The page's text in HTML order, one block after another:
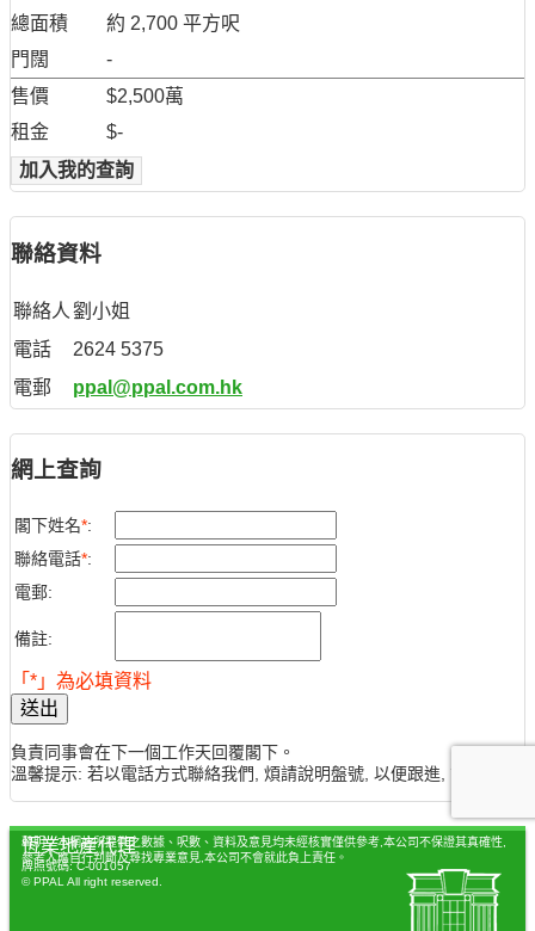
總面積
約 2,700 平方呎
門闊
-
售價
$2,500萬
租金
$-
加入我的查詢
聯絡資料
聯絡人 劉小姐
電話
2624 5375
電郵
ppal@ppal.com.hk
網上查詢
閣下姓名*:
聯絡電話*:
電郵:
備註:
「*」為必填資料
送出
負責同事會在下一個工作天回覆閣下。
溫馨提示: 若以電話方式聯絡我們, 煩請說明盤號, 以便跟進, 謝謝。
聲明：本網站所提供之數據、呎數、資料及意見均未經核實僅供參考,本公司不保證其真確性,
參考人應自行判斷及尋找專業意見,本公司不會就此負上責任。
恆業地產代理
牌照號碼: C-001057
© PPAL All right reserved.